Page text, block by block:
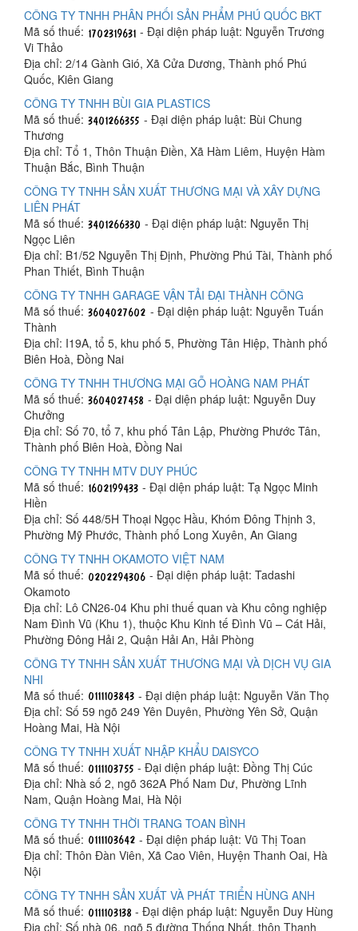
CÔNG TY TNHH PHÂN PHỐI SẢN PHẨM PHÚ QUỐC BKT
Mã số thuế:
- Đại diện pháp luật: Nguyễn Trương
Vi Thảo
Địa chỉ: 2/14 Gành Gió, Xã Cửa Dương, Thành phố Phú
Quốc, Kiên Giang
CÔNG TY TNHH BÙI GIA PLASTICS
Mã số thuế:
- Đại diện pháp luật: Bùi Chung
Thương
Địa chỉ: Tổ 1, Thôn Thuận Điền, Xã Hàm Liêm, Huyện Hàm
Thuận Bắc, Bình Thuận
CÔNG TY TNHH SẢN XUẤT THƯƠNG MẠI VÀ XÂY DỰNG
LIÊN PHÁT
Mã số thuế:
- Đại diện pháp luật: Nguyễn Thị
Ngọc Liên
Địa chỉ: B1/52 Nguyễn Thị Định, Phường Phú Tài, Thành phố
Phan Thiết, Bình Thuận
CÔNG TY TNHH GARAGE VẬN TẢI ĐẠI THÀNH CÔNG
Mã số thuế:
- Đại diện pháp luật: Nguyễn Tuấn
Thành
Địa chỉ: I19A, tổ 5, khu phố 5, Phường Tân Hiệp, Thành phố
Biên Hoà, Đồng Nai
CÔNG TY TNHH THƯƠNG MẠI GỖ HOÀNG NAM PHÁT
Mã số thuế:
- Đại diện pháp luật: Nguyễn Duy
Chưởng
Địa chỉ: Số 70, tổ 7, khu phố Tân Lập, Phường Phước Tân,
Thành phố Biên Hoà, Đồng Nai
CÔNG TY TNHH MTV DUY PHÚC
Mã số thuế:
- Đại diện pháp luật: Tạ Ngọc Minh
Hiền
Địa chỉ: Số 448/5H Thoại Ngọc Hầu, Khóm Đông Thịnh 3,
Phường Mỹ Phước, Thành phố Long Xuyên, An Giang
CÔNG TY TNHH OKAMOTO VIỆT NAM
Mã số thuế:
- Đại diện pháp luật: Tadashi
Okamoto
Địa chỉ: Lô CN26-04 Khu phi thuế quan và Khu công nghiệp
Nam Đình Vũ (Khu 1), thuộc Khu Kinh tế Đình Vũ – Cát Hải,
Phường Đông Hải 2, Quận Hải An, Hải Phòng
CÔNG TY TNHH SẢN XUẤT THƯƠNG MẠI VÀ DỊCH VỤ GIA
NHI
Mã số thuế:
- Đại diện pháp luật: Nguyễn Văn Thọ
Địa chỉ: Số 59 ngõ 249 Yên Duyên, Phường Yên Sở, Quận
Hoàng Mai, Hà Nội
CÔNG TY TNHH XUẤT NHẬP KHẨU DAISYCO
Mã số thuế:
- Đại diện pháp luật: Đồng Thị Cúc
Địa chỉ: Nhà số 2, ngõ 362A Phố Nam Dư, Phường Lĩnh
Nam, Quận Hoàng Mai, Hà Nội
CÔNG TY TNHH THỜI TRANG TOAN BÌNH
Mã số thuế:
- Đại diện pháp luật: Vũ Thị Toan
Địa chỉ: Thôn Đàn Viên, Xã Cao Viên, Huyện Thanh Oai, Hà
Nội
CÔNG TY TNHH SẢN XUẤT VÀ PHÁT TRIỂN HÙNG ANH
Mã số thuế:
- Đại diện pháp luật: Nguyễn Duy Hùng
Địa chỉ: Số nhà 06, ngõ 5 đường Thống Nhất, thôn Thanh